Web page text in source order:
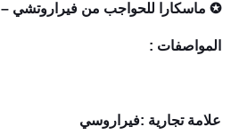
✪ ماسكارا للحواجب من فيراروتشي – 008 اللون بني، 7 غرام
المواصفات :
علامة تجارية :فيراروسي